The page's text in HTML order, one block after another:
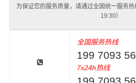
为保证您的服务质量，请通过全国统一服务
19:30）
全国服务热线
199 7093
7x24h热线